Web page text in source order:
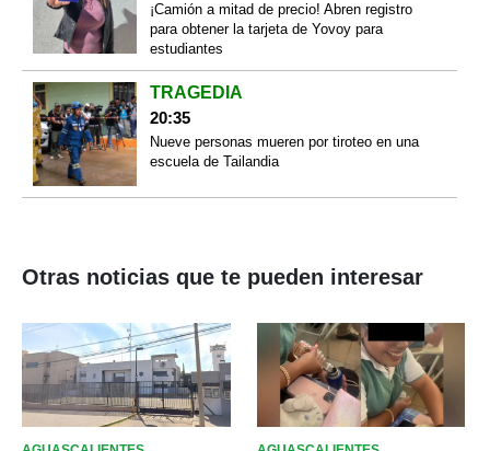
¡Camión a mitad de precio! Abren registro
para obtener la tarjeta de Yovoy para
estudiantes
TRAGEDIA
20:35
Nueve personas mueren por tiroteo en una
escuela de Tailandia
Otras noticias que te pueden interesar